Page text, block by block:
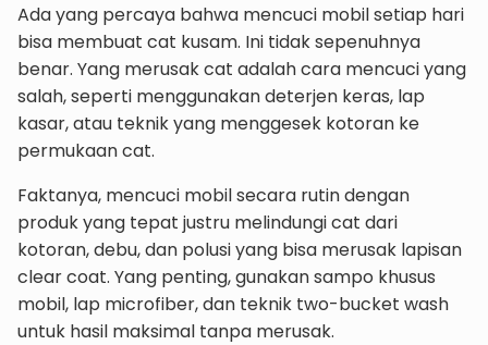
Ada yang percaya bahwa mencuci mobil setiap hari
bisa membuat cat kusam. Ini tidak sepenuhnya
benar. Yang merusak cat adalah cara mencuci yang
salah, seperti menggunakan deterjen keras, lap
kasar, atau teknik yang menggesek kotoran ke
permukaan cat.
Faktanya, mencuci mobil secara rutin dengan
produk yang tepat justru melindungi cat dari
kotoran, debu, dan polusi yang bisa merusak lapisan
clear coat. Yang penting, gunakan sampo khusus
mobil, lap microfiber, dan teknik two-bucket wash
untuk hasil maksimal tanpa merusak.